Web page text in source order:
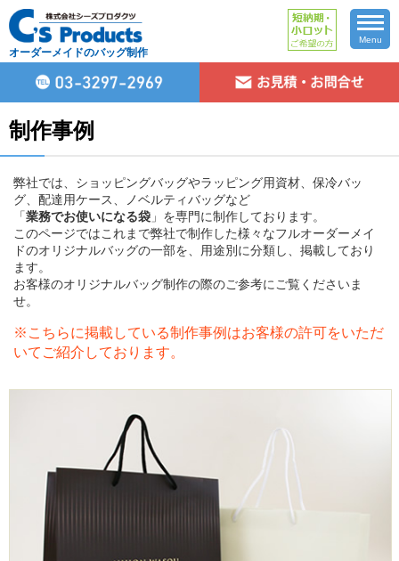
オーダーメイドのバッグ制作
Menu
制作事例
弊社では、ショッピングバッグやラッピング用資材、保冷バッ
グ、配達用ケース、ノベルティバッグなど
「業務でお使いになる袋 」を専門に制作しております。
このページではこれまで弊社で制作した様々なフルオーダーメイ
ドのオリジナルバッグの一部を、用途別に分類し、掲載しており
ます。
お客様のオリジナルバッグ制作の際のご参考にご覧くださいま
せ。
※こちらに掲載している制作事例はお客様の許可をいただ
いてご紹介しております。